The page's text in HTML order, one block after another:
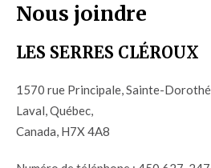
Nous joindre
LES SERRES CLÉROUX
1570 rue Principale, Sainte-
Laval,Québec,
Canada, H7X 4A8